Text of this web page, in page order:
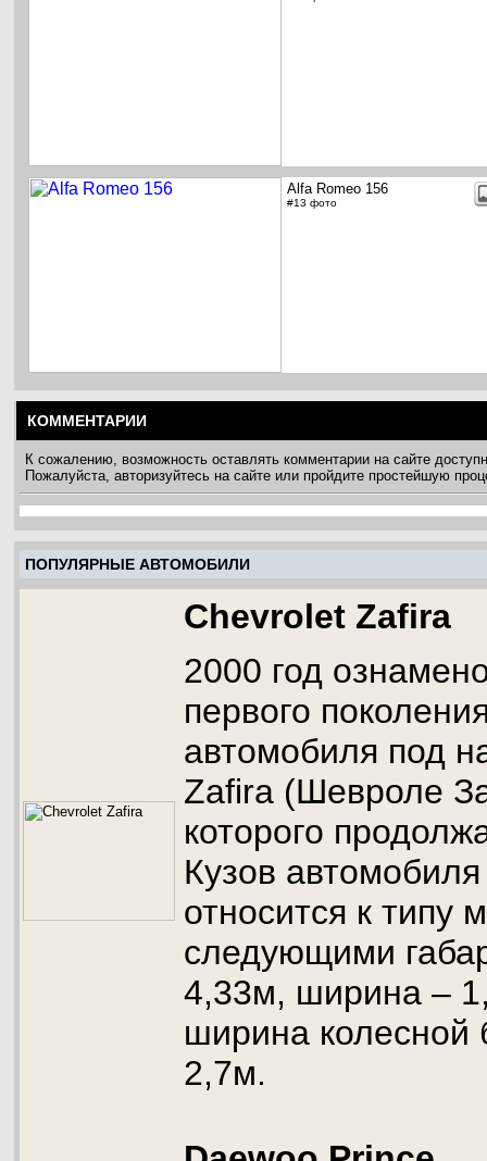
Alfa Romeo 156
#13 фото
КОММЕНТАРИИ
К сожалению, возможность оставлять комментарии на сайте
Пожалуйста, авторизуйтесь на сайте или пройдите простейшую
ПОПУЛЯРНЫЕ АВТОМОБИЛИ
Chevrolet Zafira
2000 год
первого
автомобиля под
Zafira (Шевроле
которого
Кузов
относится к типу
следующими
4,33м, ширина –
ширина колесной
2,7м.